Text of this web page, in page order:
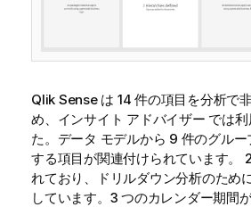
Qlik Senseは 14 件の項目を分析で
め、 インサイト アドバイザー では
た。データ モデルから 9 件のグル
する項目が関連付けられています。
れており、ドリルダウン分析のため
しています。3 つのカレンダー期間